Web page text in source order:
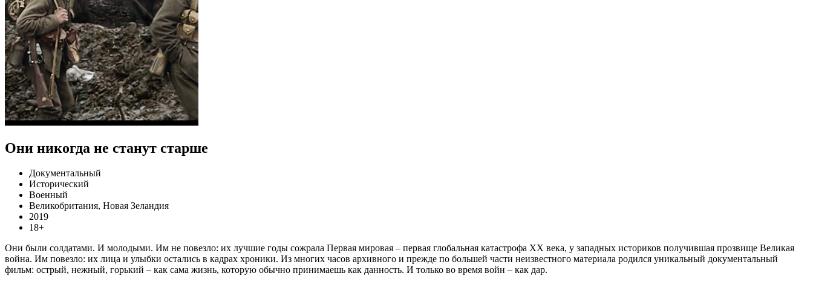
Они никогда не станут старше
Документальный
Исторический
Военный
Великобритания, Новая Зеландия
2019
18+
Они были солдатами. И молодыми. Им не повезло: их лучшие годы сожрала Первая мировая – первая глобальная катастрофа ХХ века, у западных историков получившая прозвище Великая
война. Им повезло: их лица и улыбки остались в кадрах хроники. Из многих часов архивного и прежде по большей части неизвестного материала родился уникальный документальный
фильм: острый, нежный, горький – как сама жизнь, которую обычно принимаешь как данность. И только во время войн – как дар.